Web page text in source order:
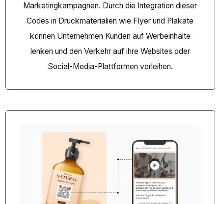
Marketingkampagnen. Durch die Integration dieser
Codes in Druckmaterialien wie Flyer und Plakate
können Unternehmen Kunden auf Werbeinhalte
lenken und den Verkehr auf ihre Websites oder
Social-Media-Plattformen verleihen.